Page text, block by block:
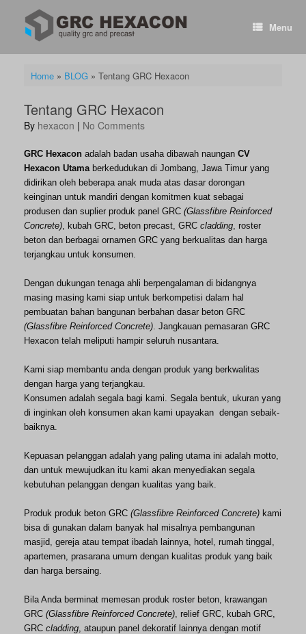
content
Menu
Home» BLOG» Tentang GRC Hexacon
Tentang GRC Hexacon
by hexacon | No Comments
GRC Hexacon adalah badan usaha dibawah naungan CV
Hexacon Utamaberkedudukan di Jombang, Jawa Timur yang
didirikan oleh beberapa anak muda atas dasar dorongan
keinginan untuk mandiri dengan komitmen kuat sebagai
produsen dan suplier produk panel GRC (Glassfibre Reinforced
Concrete), kubah GRC, beton precast, GRC cladding, roster
beton dan berbagai ornamen GRC yang berkualitas dan harga
terjangkau untuk konsumen.
Dengan dukungan tenaga ahli berpengalaman di bidangnya
masing masing kami siap untuk berkompetisi dalam hal
pembuatan bahan bangunan berbahan dasar beton GRC
(Glassfibre Reinforced Concrete). Jangkauan pemasaran GRC
Hexacon telah meliputi hampir seluruh nusantara.
Kami siap membantu anda dengan produk yang berkwalitas
dengan harga yang terjangkau.
Konsumen adalah segala bagi kami. Segala bentuk, ukuran yang
di inginkan oleh konsumen akan kami upayakan dengan sebaik-
baiknya.
Kepuasan pelanggan adalah yang paling utama ini adalah motto,
dan untuk mewujudkan itu kami akan menyediakan segala
kebutuhan pelanggan dengan kualitas yang baik.
Produk produk beton GRC (Glassfibre Reinforced Concrete) kami
bisa di gunakan dalam banyak hal misalnya pembangunan
masjid, gereja atau tempat ibadah lainnya, hotel, rumah tinggal,
apartemen, prasarana umum dengan kualitas produk yang baik
dan harga bersaing.
Bila Anda berminat memesan produk roster beton, krawangan
GRC (Glassfibre Reinforced Concrete), relief GRC, kubah GRC,
GRC cladding, ataupun panel dekoratif lainnya dengan motif